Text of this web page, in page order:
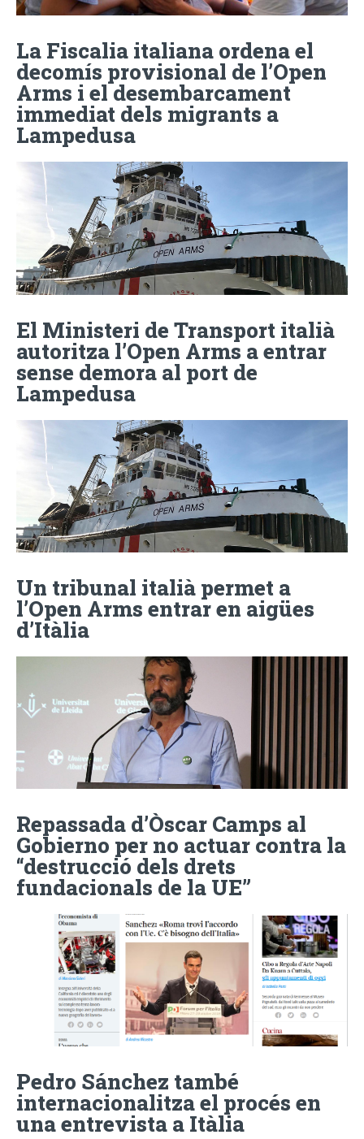
La Fiscalia italiana ordena el
decomís provisional de l’Open
Arms i el desembarcament
immediat dels migrants a
Lampedusa
El Ministeri de Transport italià
autoritza l’Open Arms a entrar
sense demora al port de
Lampedusa
Un tribunal italià permet a
l’Open Arms entrar en aigües
d’Itàlia
Repassada d’Òscar Camps al
Gobierno per no actuar contra la
“destrucció dels drets
fundacionals de la UE”
Pedro Sánchez també
internacionalitza el procés en
una entrevista a Itàlia